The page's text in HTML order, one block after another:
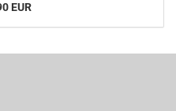
EUR